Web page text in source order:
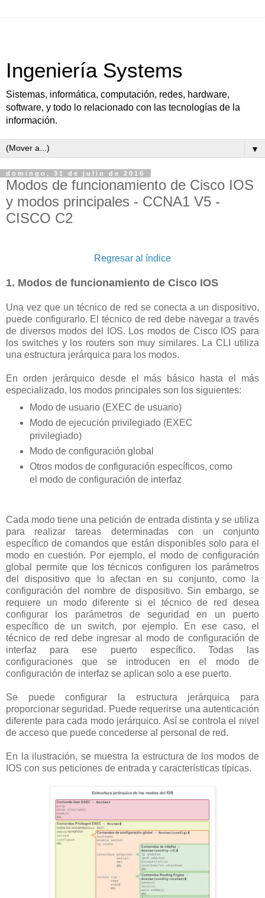
Ingeniería Systems
Sistemas, informática, computación, redes, hardware,
software, y todo lo relacionado con las tecnologías de la
información.
▼
domingo, 31 de julio de 2016
Modos de funcionamiento de Cisco IOS
y modos principales - CCNA1 V5 -
CISCO C2
Regresar al índice
1. Modos de funcionamiento de Cisco IOS
Una vez que un técnico de red se conecta a un dispositivo,
puede configurarlo. El técnico de red debe navegar a través
de diversos modos del IOS. Los modos de Cisco IOS para
los switches y los routers son muy similares. La CLI utiliza
una estructura jerárquica para los modos.
En orden jerárquico desde el más básico hasta el más
especializado, los modos principales son los siguientes:
Modo de usuario (EXEC de usuario)
Modo de ejecución privilegiado (EXEC
privilegiado)
Modo de configuración global
Otros modos de configuración específicos, como
el modo de configuración de interfaz
Cada modo tiene una petición de entrada distinta y se utiliza
para realizar tareas determinadas con un conjunto
específico de comandos que están disponibles solo para el
modo en cuestión. Por ejemplo, el modo de configuración
global permite que los técnicos configuren los parámetros
del dispositivo que lo afectan en su conjunto, como la
configuración del nombre de dispositivo. Sin embargo, se
requiere un modo diferente si el técnico de red desea
configurar los parámetros de seguridad en un puerto
específico de un switch, por ejemplo. En ese caso, el
técnico de red debe ingresar al modo de configuración de
interfaz para ese puerto específico. Todas las
configuraciones que se introducen en el modo de
configuración de interfaz se aplican solo a ese puerto.
Se puede configurar la estructura jerárquica para
proporcionar seguridad. Puede requerirse una autenticación
diferente para cada modo jerárquico. Así se controla el nivel
de acceso que puede concederse al personal de red.
En la ilustración, se muestra la estructura de los modos de
IOS con sus peticiones de entrada y características típicas.